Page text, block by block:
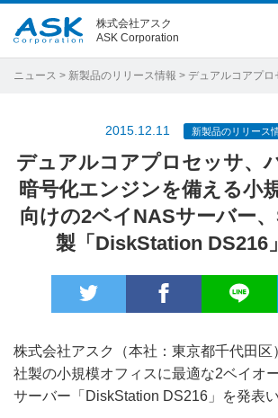
株式会社アスク
ASK Corporation
ニュース > 新製品のリリース情報 > デュアルコアプロセッサ、ハードウェア暗号化エンジンを備える小規模オ
2015.12.11 新製品のリリース
デュアルコアプロセッサ、
暗号化エンジンを備える小
向けの2ベイNASサーバー
製「DiskStation DS216
株式会社アスク（本社：東京都千代田
社製の小規模オフィスに最適な2ベイオ
サーバー「DiskStation DS216」を発表い